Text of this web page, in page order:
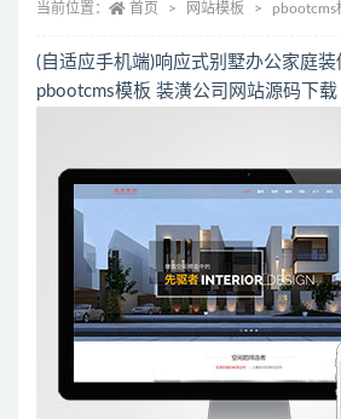
当前位置： 首页 网站模板 pbootcms
(自适应手机端)响应式别墅办公家庭
pbootcms模板 装潢公司网站源码下载